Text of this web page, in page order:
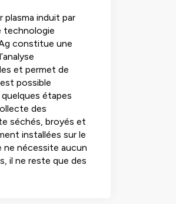
plasma induit par
technologie
constitue une
et permet de
possible
quelques étapes
des
séchés, broyés et
installées sur le
ne nécessite aucun
il ne reste que des